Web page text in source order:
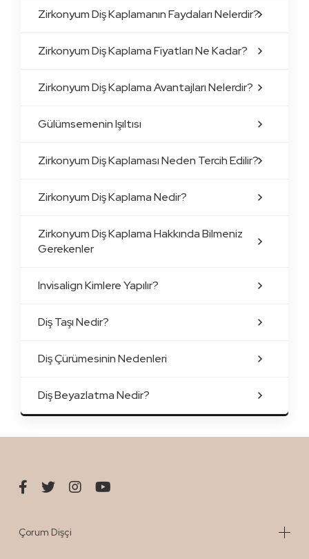
Zirkonyum Diş Kaplamanın Faydaları Nelerdir?
Zirkonyum Diş Kaplama Fiyatları Ne Kadar?
Zirkonyum Diş Kaplama Avantajları Nelerdir?
Gülümsemenin Işıltısı
Zirkonyum Diş Kaplaması Neden Tercih Edilir?
Zirkonyum Diş Kaplama Nedir?
Zirkonyum Diş Kaplama Hakkında Bilmeniz
Gerekenler
Invisalign Kimlere Yapılır?
Diş Taşı Nedir?
Diş Çürümesinin Nedenleri
Diş Beyazlatma Nedir?
Çorum Dişçi